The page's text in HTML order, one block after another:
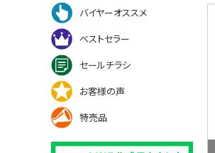
バイヤーオススメ
ベストセラー
セールチラシ
お客様の声
特売品